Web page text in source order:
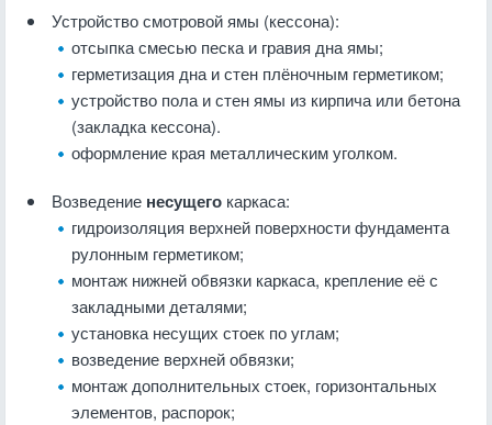
Устройство смотровой ямы (кессона):
отсыпка смесью песка и гравия дна ямы;
герметизация дна и стен плёночным герметиком;
устройство пола и стен ямы из кирпича или бетона
(закладка кессона).
оформление края металлическим уголком.
Возведение несущего каркаса:
гидроизоляция верхней поверхности фундамента
рулонным герметиком;
монтаж нижней обвязки каркаса, крепление её с
закладными деталями;
установка несущих стоек по углам;
возведение верхней обвязки;
монтаж дополнительных стоек, горизонтальных
элементов, распорок;